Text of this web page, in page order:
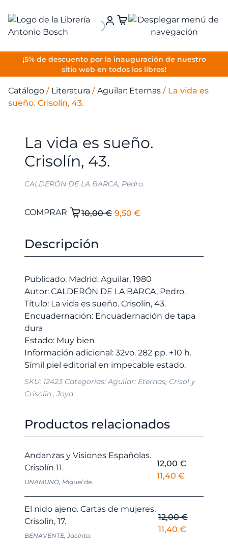
¡5% de descuento por la inauguración de nuestro
sitio web en todos los libros!
VOLVER
Catálogo / Literatura / Aguilar: Eternas / La vida es
sueño. Crisolín, 43.
La vida es sueño.
Crisolín, 43.
CALDERÓN DE LA BARCA, Pedro.
10,00€ El
era:
9,50 €
es:
La
sueño.
cantidad
COMPRAR
Descripción
Publicado: Madrid: Aguilar, 1980
Autor: CALDERÓN DE LA BARCA, Pedro.
Título: La vida es sueño. Crisolín, 43.
Encuadernación: Encuadernación de tapa
dura
Estado: Muy bien
Información adicional: 32vo. 282 pp. +10 h.
SKU: 12423 Categorías:Aguilar: Eternas, Crisol y
Crisolín.,Joya
Productos relacionados
Andanzas y Visiones Españolas.
Crisolín 11.
UNAMUNO, Miguel de.
12,00€
El
original
era:
12,00 €.
11,40 €El
actual
es:
11,40 €.
El nido ajeno. Cartas de mujeres.
Crisolín, 17.
BENAVENTE, Jacinto.
12,00€
El
11,40 €El